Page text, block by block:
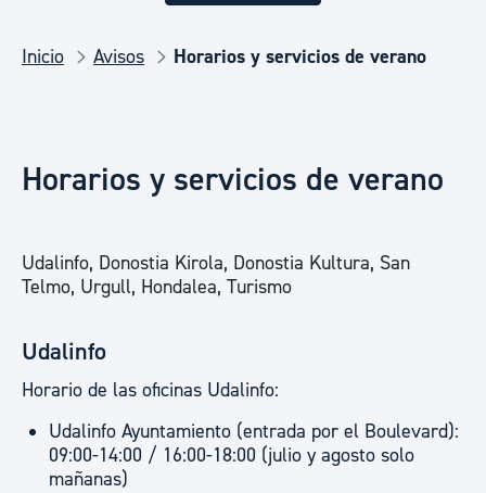
Inicio Avisos Horarios y servicios de verano
Horarios y servicios de verano
Udalinfo, Donostia Kirola, Donostia Kultura, San
Telmo, Urgull, Hondalea, Turismo
Udalinfo
Horario de las oficinas Udalinfo:
Udalinfo Ayuntamiento (entrada por el Boulevard):
09:00-14:00 / 16:00-18:00 (julio y agosto solo
mañanas)